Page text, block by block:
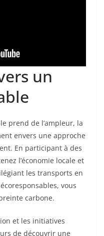
un
prend de l’ampleur, la
envers une approche
En participant à des
l’économie locale et
les transports en
vous
carbone.
et les initiatives
de découvrir une